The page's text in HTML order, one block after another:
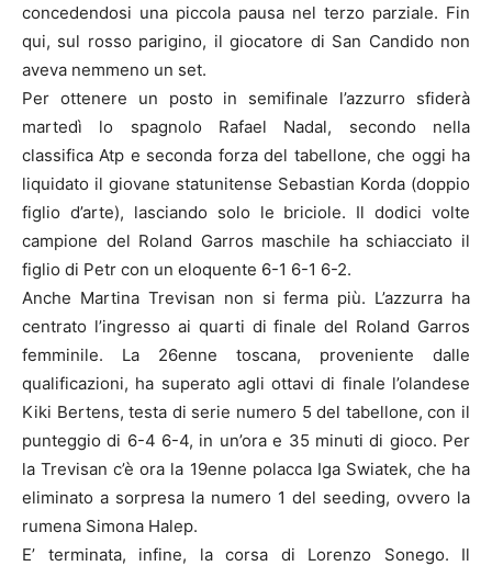
concedendosi una piccola pausa nel terzo parziale. Fin
qui, sul rosso parigino, il giocatore di San Candido non
aveva nemmeno un set.
Per ottenere un posto in semifinale l’azzurro sfiderà
martedì lo spagnolo Rafael Nadal, secondo nella
classifica Atp e seconda forza del tabellone, che oggi ha
liquidato il giovane statunitense Sebastian Korda (doppio
figlio d’arte), lasciando solo le briciole. Il dodici volte
campione del Roland Garros maschile ha schiacciato il
figlio di Petr con un eloquente 6-1 6-1 6-2.
Anche Martina Trevisan non si ferma più. L’azzurra ha
centrato l’ingresso ai quarti di finale del Roland Garros
femminile. La 26enne toscana, proveniente dalle
qualificazioni, ha superato agli ottavi di finale l’olandese
Kiki Bertens, testa di serie numero 5 del tabellone, con il
punteggio di 6-4 6-4, in un’ora e 35 minuti di gioco. Per
la Trevisan c’è ora la 19enne polacca Iga Swiatek, che ha
eliminato a sorpresa la numero 1 del seeding, ovvero la
rumena Simona Halep.
E’ terminata, infine, la corsa di Lorenzo Sonego. Il